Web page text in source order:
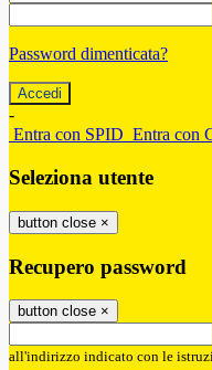
Password dimenticata?
-
Entra con SPID Entra con
Seleziona utente
button close ×
Recupero password
button close ×
all'indirizzo indicato con le